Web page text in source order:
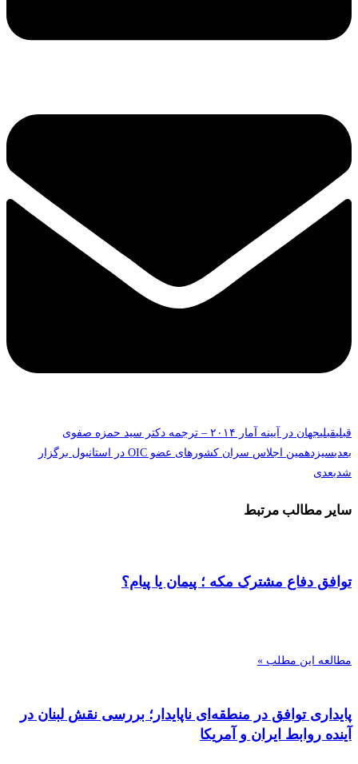
قبلیقبلیجهان در آیینه آمار ۲۰۱۴ – ترجمه دکتر سید حمزه صفوی
بعدی
سیزدهمین اجلاس سران کشورهای عضو OIC در استانبول برگزار
شدبعدی
سایر مطالب مرتبط
توافق دفاع مشترک مکه ؛ پیمان یا پیام؟
مطالعه این مطلب »
پایداری توافق در منطقه‌ای ناپایدار؛ بررسی نقش لبنان در
آینده روابط ایران و آمریکا